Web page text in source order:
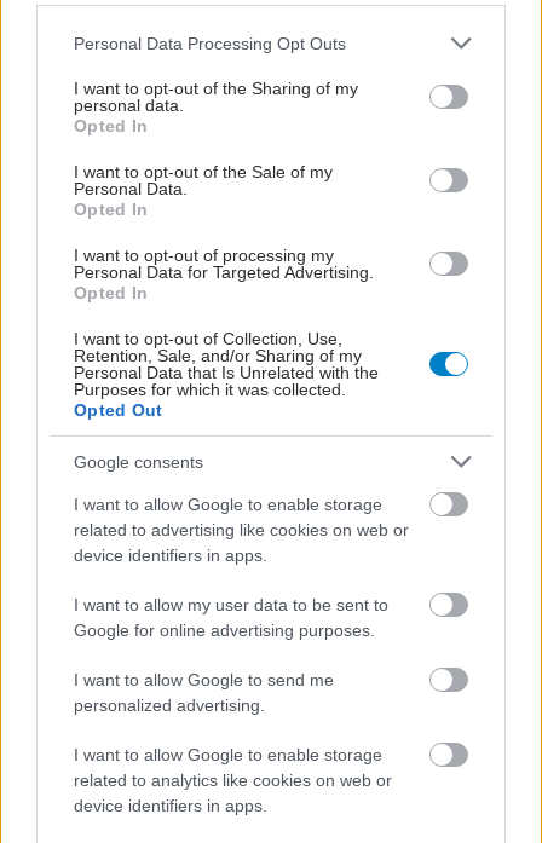
Please note that this website/app uses one or more Google
not limited to your visit or usage behaviour. You may click to
grant or deny consent to Google and its third-party tags to
use your data for below specified purposes in below Google
consent section.
Personal Data Processing Opt Outs
I want to opt-out of the Sharing of my
personal data.
Opted In
I want to opt-out of the Sale of my
Personal Data.
Opted In
I want to opt-out of processing my
Personal Data for Targeted Advertising.
Opted In
I want to opt-out of Collection, Use,
Retention, Sale, and/or Sharing of my
Personal Data that Is Unrelated with the
Purposes for which it was collected.
Opted Out
Google consents
I want to allow Google to enable storage
related to advertising like cookies on web or
device identifiers in apps.
I want to allow my user data to be sent to
Google for online advertising purposes.
I want to allow Google to send me
personalized advertising.
I want to allow Google to enable storage
related to analytics like cookies on web or
device identifiers in apps.
ΣΗΜΕΡΑ ΣΤΟ IATRONET.GR
Οι αλλαγές στο σώμα που θεωρούνται φυσιολογικές
με το πέρασμα του χρόνου